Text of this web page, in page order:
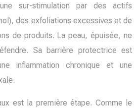
sur-stimulation par des actifs
des exfoliations excessives et de
de produits. La peau, épuisée, ne
Sa barrière protectrice est
inflammation chronique et une
est la première étape. Comme le